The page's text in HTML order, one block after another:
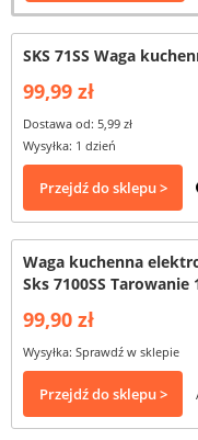
SKS 71SS Waga
99,99 zł
Dostawa od: 5,99 zł
Wysyłka: 1 dzień
Przejdź do sklepu >
Waga kuchenna
Sks 7100SS Tarowanie
99,90 zł
Wysyłka: Sprawdź w sklepie
Przejdź do sklepu >